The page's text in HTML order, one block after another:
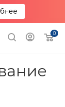
0